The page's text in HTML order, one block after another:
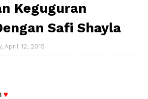
Keguguran
Safi Shayla
April 12, 2015
♥